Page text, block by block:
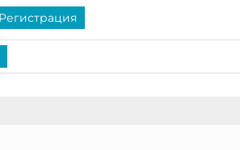
Регистрация